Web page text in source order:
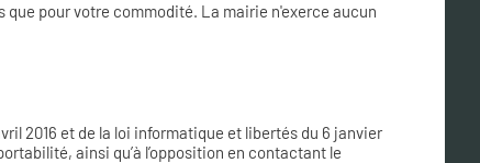
que pour votre commodité. La mairie n'exerce aucun
2016 et de la loi informatique et libertés du 6 janvier
ainsi qu’à l’opposition en contactant le